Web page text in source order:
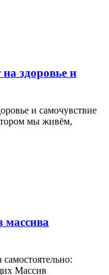
здоровье и
и самочувствие
мы живём,
массива
Массив